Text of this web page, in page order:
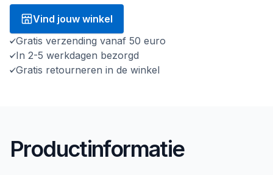
Vind jouw winkel
Gratis verzending vanaf 50 euro
In 2-5 werkdagen bezorgd
Gratis retourneren in de winkel
Productinformatie